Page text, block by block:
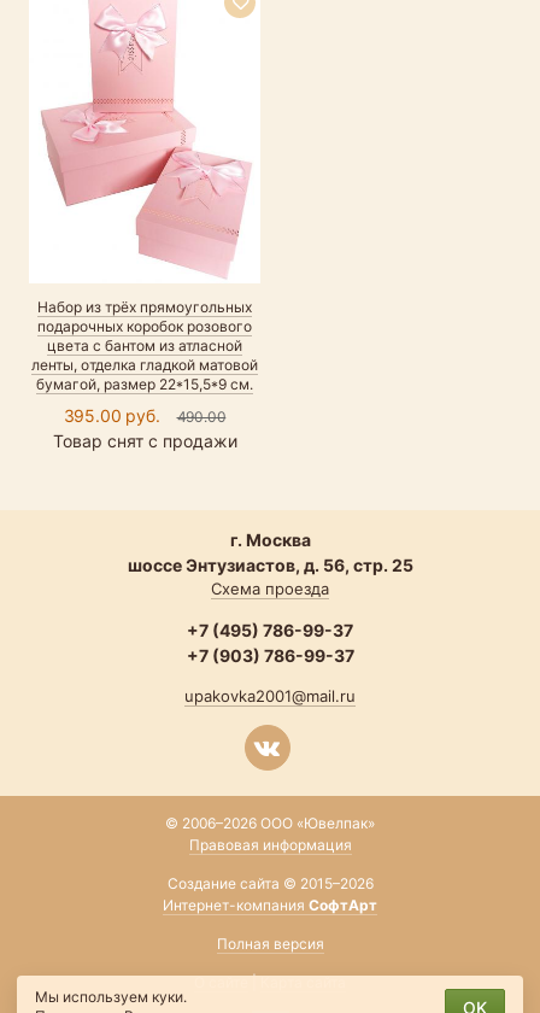
Набор из трёх прямоугольных
подарочных коробок розового
цвета с бантом из атласной
ленты, отделка гладкой матовой
бумагой, размер 22*15,5*9 см.
395.00 руб. 490.00
Товар снят с продажи
г. Москва
шоссе Энтузиастов, д. 56, стр. 25
Схема проезда
+7 (495) 786-99-37
+7 (903) 786-99-37
upakovka2001@mail.ru
© 2006–2026 ООО «Ювелпак»
Правовая информация
Создание сайта © 2015–2026
Интернет-компания СофтАрт
Полная версия
Мы используем куки.
OK